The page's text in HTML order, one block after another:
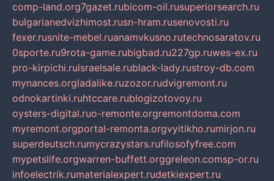
comp-land.org7gazet.rubicom-oil.rusuperiorsearch.ru
bulgarianedvizhimost.rusn-hram.rusenovosti.ru
fexer.rusnite-mebel.ruanamvkusno.rutechnosaratov.ru
0sporte.ru9rota-game.rubigbad.ru227gp.ruwes-ex.ru
pro-kirpichi.ruisraelsale.rublack-lady.rustroy-db.com
mynances.orgladalike.ruzozor.rudvigremont.ru
odnokartinki.ruhtccare.rublogizotovoy.ru
oysters-digital.ruo-remonte.orgremontdoma.com
myremont.orgportal-remonta.orgvyitikho.rumirjon.ru
superdeutsch.rumycrazystars.rufilosofyfree.com
mypetslife.orgwarren-buffett.orggreleon.comsp-or.ru
infoelectrik.rumaterialexpert.rudetkiexpert.ru